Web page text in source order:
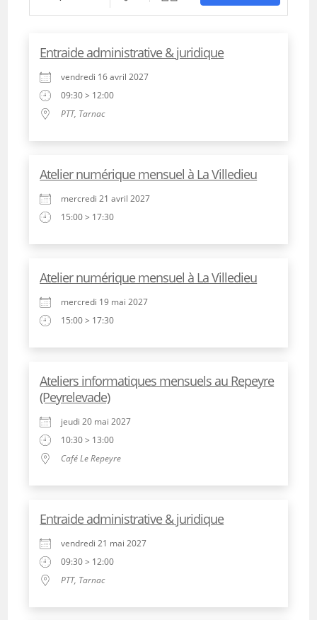
Entraide administrative & juridique
vendredi 16 avril 2027
09:30 > 12:00
PTT, Tarnac
Atelier numérique mensuel à La Villedieu
mercredi 21 avril 2027
15:00 > 17:30
Atelier numérique mensuel à La Villedieu
mercredi 19 mai 2027
15:00 > 17:30
Ateliers informatiques mensuels au Repeyre
(Peyrelevade)
jeudi 20 mai 2027
10:30 > 13:00
Café Le Repeyre
Entraide administrative & juridique
vendredi 21 mai 2027
09:30 > 12:00
PTT, Tarnac